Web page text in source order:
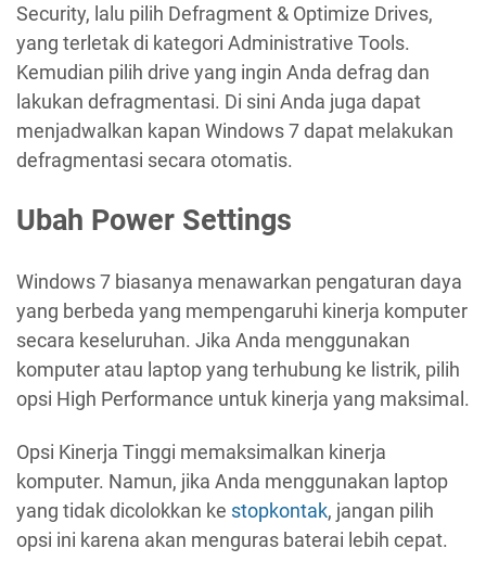
Security, lalu pilih Defragment & Optimize Drives,
yang terletak di kategori Administrative Tools.
Kemudian pilih drive yang ingin Anda defrag dan
lakukan defragmentasi. Di sini Anda juga dapat
menjadwalkan kapan Windows 7 dapat melakukan
defragmentasi secara otomatis.
Ubah Power Settings
Windows 7 biasanya menawarkan pengaturan daya
yang berbeda yang mempengaruhi kinerja komputer
secara keseluruhan. Jika Anda menggunakan
komputer atau laptop yang terhubung ke listrik, pilih
opsi High Performance untuk kinerja yang maksimal.
Opsi Kinerja Tinggi memaksimalkan kinerja
komputer. Namun, jika Anda menggunakan laptop
yang tidak dicolokkan ke stopkontak, jangan pilih
opsi ini karena akan menguras baterai lebih cepat.